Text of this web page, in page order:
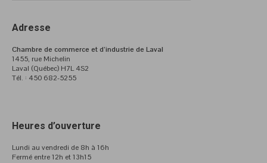
Adresse
Chambre de commerce et d’industrie de Laval
1455, rue Michelin
Laval (Québec) H7L 4S2
Tél. : 450 682-5255
Heures d’ouverture
Lundi au vendredi de 8h à 16h
Fermé entre 12h et 13h15